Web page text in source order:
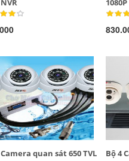
1080P
Camera quan sát 650 TVL
Bộ 4